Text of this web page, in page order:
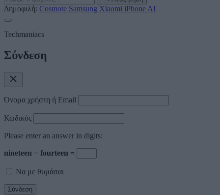
Δημοφιλή: Cosmote Samsung Xiaomi iPhone AI
Techmaniacs
Σύνδεση
Όνομα χρήστη ή Email
Κωδικός
Please enter an answer in digits:
nineteen − fourteen =
Να με θυμάσαι